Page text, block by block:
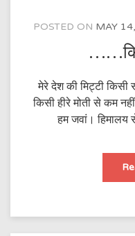
POSTED ON MAY
मेरे देश की मिट्टी
किसी हीरे मोती से कम
हम जवां।